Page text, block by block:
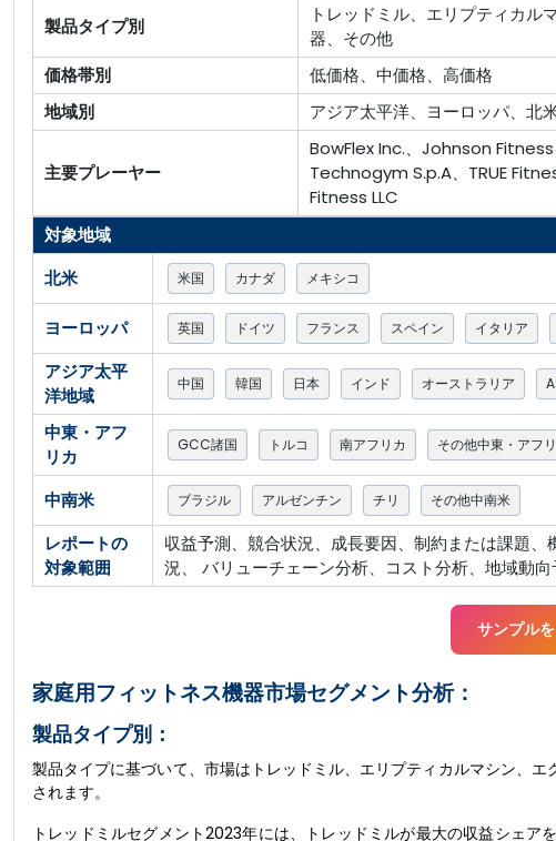
製品タイプ別
トレッドミル、エリプティカル
器、その他
価格帯別
低価格、中価格、高価格
地域別
アジア太平洋、ヨーロッパ、北
主要プレーヤー
BowFlex Inc.、Johnson
Technogym S.p.A、TRUE
Fitness LLC
対象地域
北米
米国 カナダ メキシコ
ヨーロッパ 英国 ドイツ フランス スペイン イタリア
アジア太平
洋地域
中国 韓国 日本 インド オーストラリア
中東・アフ
リカ
GCC諸国 トルコ 南アフリカ その他中東・アフ
中南米 ブラジル アルゼンチン チリ その他中南米
レポートの
対象範囲
収益予測、競合状況、成長要因、制約または課題、
況、 バリューチェーン分析、コスト分析、地域動向
サンプル
家庭用フィットネス機器市場セグメント分析：
製品タイプ別：
製品タイプに基づいて、市場はトレッドミル、エリプティカルマシン、
されます。
トレッドミルセグメント2023年には、トレッドミルが最大の収益シェ